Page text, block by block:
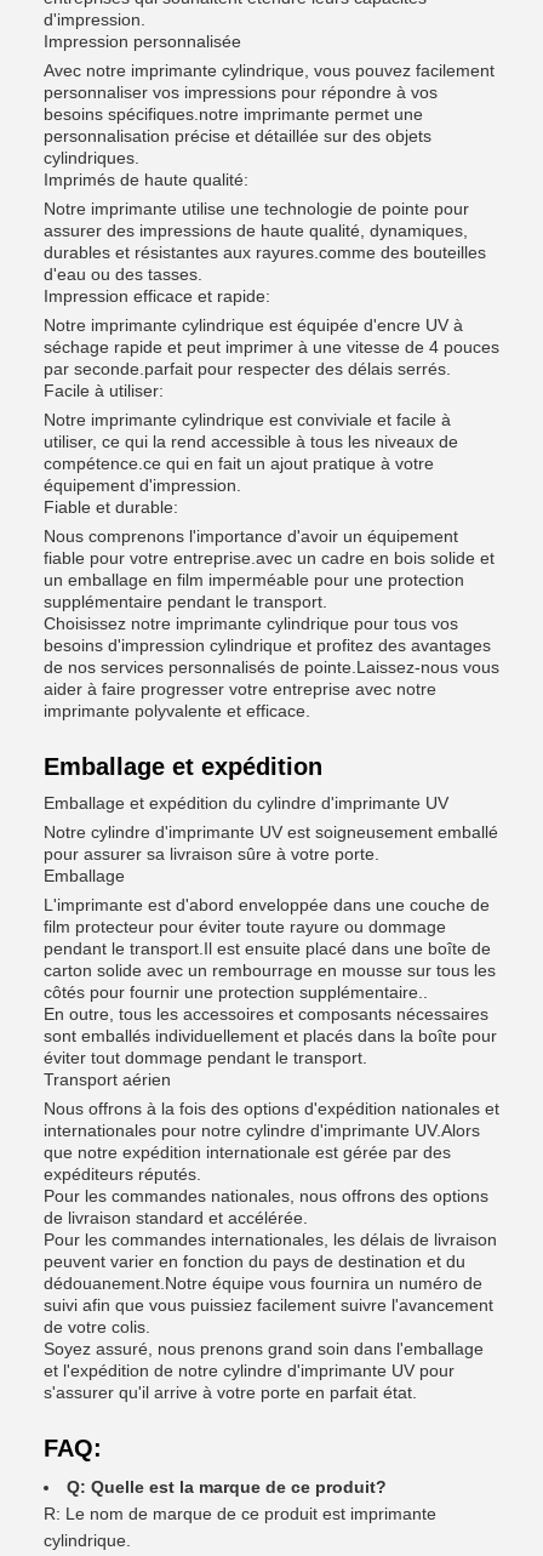
d'impression.
Impression personnalisée
Avec notre imprimante cylindrique, vous pouvez facilement
personnaliser vos impressions pour répondre à vos
besoins spécifiques.notre imprimante permet une
personnalisation précise et détaillée sur des objets
cylindriques.
Imprimés de haute qualité:
Notre imprimante utilise une technologie de pointe pour
assurer des impressions de haute qualité, dynamiques,
durables et résistantes aux rayures.comme des bouteilles
d'eau ou des tasses.
Impression efficace et rapide:
Notre imprimante cylindrique est équipée d'encre UV à
séchage rapide et peut imprimer à une vitesse de 4 pouces
par seconde.parfait pour respecter des délais serrés.
Facile à utiliser:
Notre imprimante cylindrique est conviviale et facile à
utiliser, ce qui la rend accessible à tous les niveaux de
compétence.ce qui en fait un ajout pratique à votre
équipement d'impression.
Fiable et durable:
Nous comprenons l'importance d'avoir un équipement
fiable pour votre entreprise.avec un cadre en bois solide et
un emballage en film imperméable pour une protection
supplémentaire pendant le transport.
Choisissez notre imprimante cylindrique pour tous vos
besoins d'impression cylindrique et profitez des avantages
de nos services personnalisés de pointe.Laissez-nous vous
aider à faire progresser votre entreprise avec notre
imprimante polyvalente et efficace.
Emballage et expédition
Emballage et expédition du cylindre d'imprimante UV
Notre cylindre d'imprimante UV est soigneusement emballé
pour assurer sa livraison sûre à votre porte.
Emballage
L'imprimante est d'abord enveloppée dans une couche de
film protecteur pour éviter toute rayure ou dommage
pendant le transport.Il est ensuite placé dans une boîte de
carton solide avec un rembourrage en mousse sur tous les
côtés pour fournir une protection supplémentaire..
En outre, tous les accessoires et composants nécessaires
sont emballés individuellement et placés dans la boîte pour
éviter tout dommage pendant le transport.
Transport aérien
Nous offrons à la fois des options d'expédition nationales et
internationales pour notre cylindre d'imprimante UV.Alors
que notre expédition internationale est gérée par des
expéditeurs réputés.
Pour les commandes nationales, nous offrons des options
de livraison standard et accélérée.
Pour les commandes internationales, les délais de livraison
peuvent varier en fonction du pays de destination et du
dédouanement.Notre équipe vous fournira un numéro de
suivi afin que vous puissiez facilement suivre l'avancement
de votre colis.
Soyez assuré, nous prenons grand soin dans l'emballage
et l'expédition de notre cylindre d'imprimante UV pour
s'assurer qu'il arrive à votre porte en parfait état.
FAQ:
Q: Quelle est la marque de ce produit?
R: Le nom de marque de ce produit est imprimante
cylindrique.